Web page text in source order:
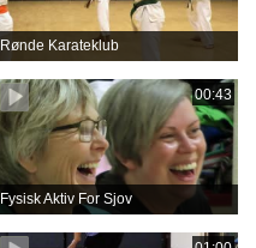
Rønde Karateklub
00:43
Fysisk Aktiv For Sjov